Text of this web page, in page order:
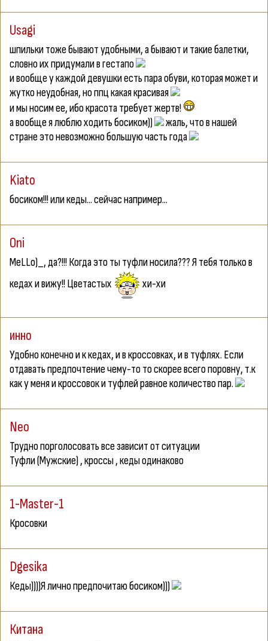
Usagi
шпильки тоже бывают удобными, а бывают и такие балетки,
словно их придумали в гестапо
и вообще у каждой девушки есть пара обуви, которая может и
жутко неудобная, но ппц какая красивая
и мы носим ее, ибо красота требует жертв!
а вообще я люблю ходить босиком))
жаль, что в нашей
стране это невозможно большую часть года
Kiato
босиком!!! или кеды... сейчас например...
Oni
MeLLo)_, да?!!! Когда это ты туфли носила??? Я тебя только в
кедах и вижу!! Цветастых
хи-хи
инно
Удобно конечно и к кедах, и в кроссовках, и в туфлях. Если
отдавать предпочтение чему-то то скорее всего поровну, т.к
как у меня и кроссовок и туфлей равное количество пар.
Neo
Трудно порголосовать все зависит от ситуации
Туфли (Мужские) , кроссы , кеды одинаково
1-Master-1
Кросовки
Dgesika
Кеды))))Я лично предпочитаю босиком)))
Китана